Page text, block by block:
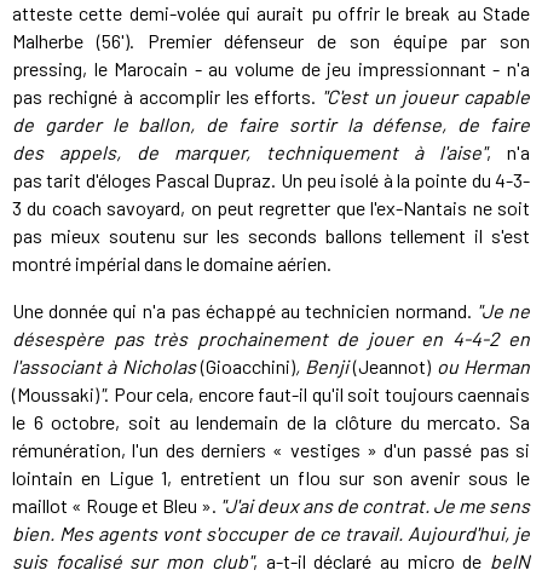
atteste cette demi-volée qui aurait pu offrir le break au Stade
Malherbe (56'). Premier défenseur de son équipe par son
pressing, le Marocain - au volume de jeu impressionnant - n'a
pas rechigné à accomplir les efforts. "C'est un joueur capable
de garder le ballon, de faire sortir la défense, de faire
des appels, de marquer, techniquement à l'aise", n'a
pas tarit d'éloges Pascal Dupraz. Un peu isolé à la pointe du 4-3-
3 du coach savoyard, on peut regretter que l'ex-Nantais ne soit
pas mieux soutenu sur les seconds ballons tellement il s'est
montré impérial dans le domaine aérien.
Une donnée qui n'a pas échappé au technicien normand. "Je ne
désespère pas très prochainement de jouer en 4-4-2 en
l'associant à Nicholas(Gioacchini), Benji(Jeannot) ou Herman
(Moussaki)". Pour cela, encore faut-il qu'il soit toujours caennais
le 6 octobre, soit au lendemain de la clôture du mercato. Sa
rémunération, l'un des derniers « vestiges » d'un passé pas si
lointain en Ligue 1, entretient un flou sur son avenir sous le
maillot « Rouge et Bleu ». "J'ai deux ans de contrat. Je me sens
bien. Mes agents vont s'occuper de ce travail. Aujourd'hui, je
suis focalisé sur mon club", a-t-il déclaré au micro de beIN